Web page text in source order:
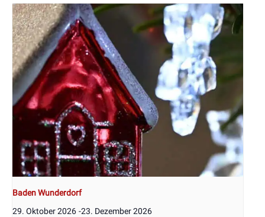
Baden Wunderdorf
29. Oktober 2026 -23. Dezember 2026